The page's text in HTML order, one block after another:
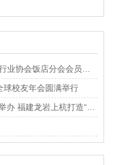
协会饭店分会会员大会
球校友年会圆满举行
龙岩上杭打造“第二名片”